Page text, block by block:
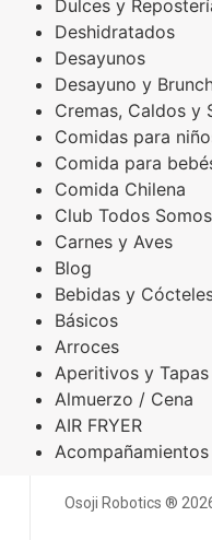
Dulces y
Deshidratados
Desayunos
Desayuno y
Cremas, Caldos y
Comidas para
Comida para
Comida Chilena
Club Todos
Carnes y Aves
Blog
Bebidas y
Básicos
Arroces
Aperitivos y Tapas
Almuerzo / Cena
AIR FRYER
Acompañamientos
Osoji Robotics ®